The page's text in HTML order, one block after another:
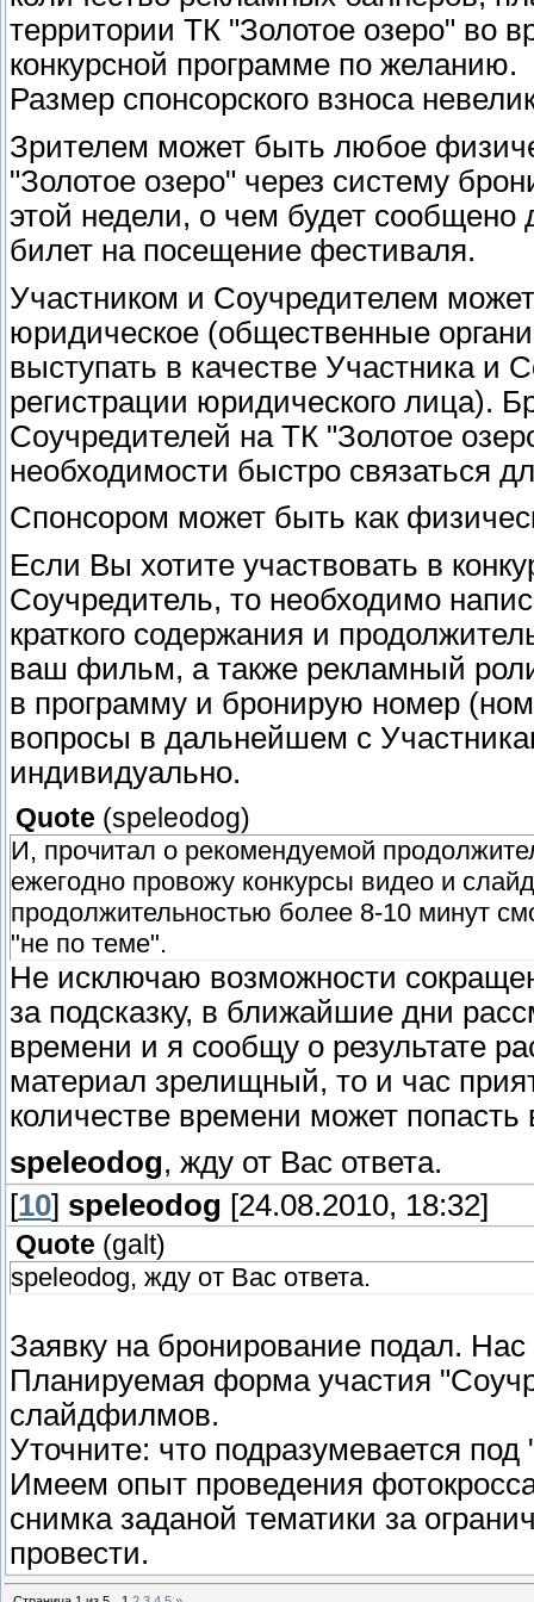
территории ТК "Золотое озеро" во
конкурсной программе по желанию.
Размер спонсорского взноса
Зрителем может быть любое
"Золотое озеро" через систему
этой недели, о чем будет сообщено
билет на посещение фестиваля.
Участником и Соучредителем
юридическое (общественные
выступать в качестве Участника и
регистрации юридического лица).
Соучредителей на ТК "Золотое
необходимости быстро связаться
Спонсором может быть как
Если Вы хотите участвовать в
Соучредитель, то необходимо
краткого содержания и
ваш фильм, а также рекламный
в программу и бронирую номер
вопросы в дальнейшем с
индивидуально.
Quote (speleodog)
И, прочитал о рекомендуемой
ежегодно провожу конкурсы видео и
продолжительностью более 8-10 минут
"не по теме".
Не исключаю возможности
за подсказку, в ближайшие дни
времени и я сообщу о результате
материал зрелищный, то и час
количестве времени может попасть
speleodog, жду от Вас ответа.
[10] speleodog [24.08.2010, 18:32]
Quote (galt)
speleodog, жду от Вас ответа.
Заявку на бронирование подал. Нас
Планируемая форма участия
слайдфилмов.
Уточните: что подразумевается
Имеем опыт проведения
снимка заданой тематики за
провести.